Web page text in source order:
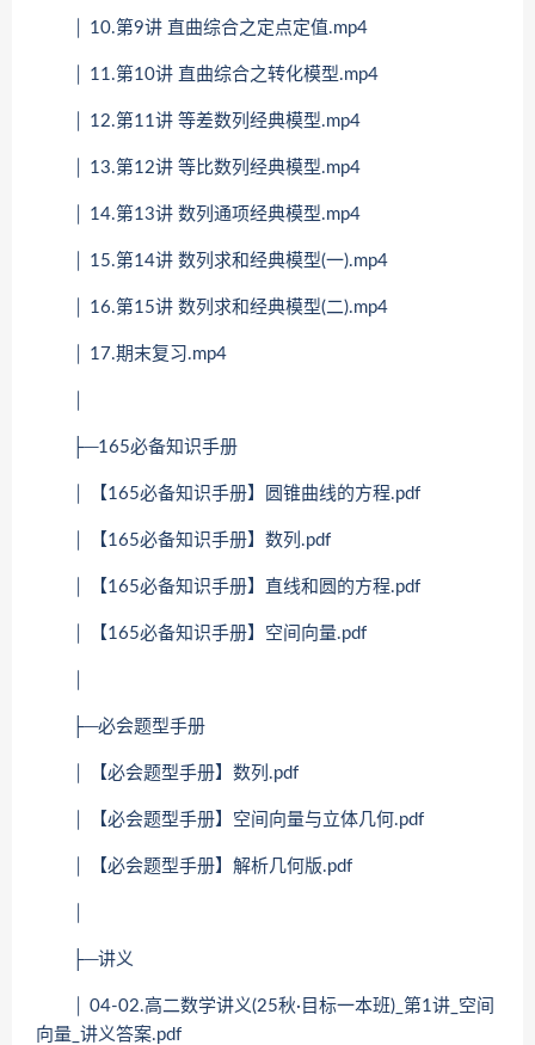
│ 10.第9讲 直曲综合之定点定值.mp4
│ 11.第10讲 直曲综合之转化模型.mp4
│ 12.第11讲 等差数列经典模型.mp4
│ 13.第12讲 等比数列经典模型.mp4
│ 14.第13讲 数列通项经典模型.mp4
│ 15.第14讲 数列求和经典模型(一).mp4
│ 16.第15讲 数列求和经典模型(二).mp4
│ 17.期末复习.mp4
├─165必备知识手册
│ 【165必备知识手册】圆锥曲线的方程.pdf
│ 【165必备知识手册】数列.pdf
│ 【165必备知识手册】直线和圆的方程.pdf
│ 【165必备知识手册】空间向量.pdf
├─必会题型手册
│ 【必会题型手册】数列.pdf
│ 【必会题型手册】空间向量与立体几何.pdf
│ 【必会题型手册】解析几何版.pdf
├─讲义
│ 04-02.高二数学讲义(25秋·目标一本班)_第1讲_空间
向量_讲义答案.pdf